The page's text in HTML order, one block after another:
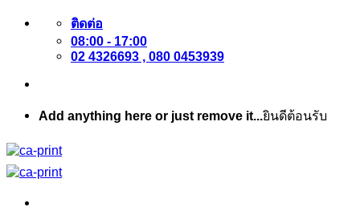
ข้าม
เนื้อหา
ติดต่อ
08:00 - 17:00
02 4326693 , 080 0453939
Add anything here or just remove it...ยินดีต้อนรับ